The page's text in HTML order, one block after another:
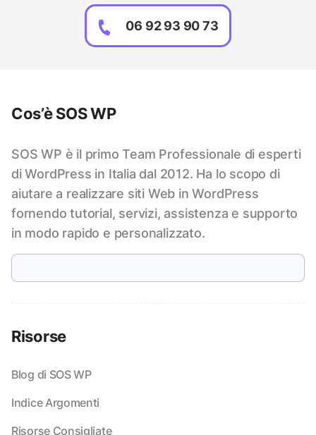
06 92 93 90 73
Cos’è SOS WP
SOS WP è il primo Team Professionale di esperti
di WordPress in Italia dal 2012. Ha lo scopo di
aiutare a realizzare siti Web in WordPress
fornendo tutorial, servizi, assistenza e supporto
in modo rapido e personalizzato.
Risorse
Blog di SOS WP
Indice Argomenti
Risorse Consigliate